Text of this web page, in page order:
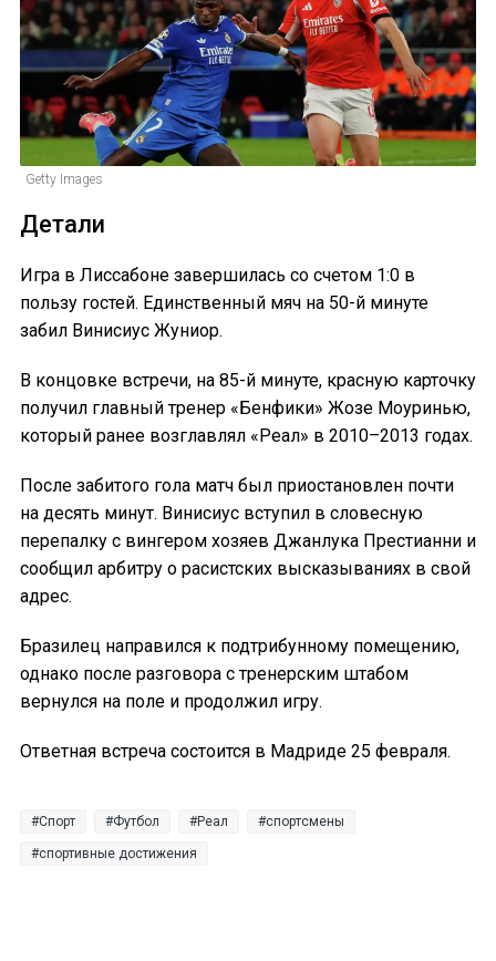
Getty Images
Детали
Игра в Лиссабоне завершилась со счетом 1:0 в
пользу гостей. Единственный мяч на 50-й минуте
забил Винисиус Жуниор.
В концовке встречи, на 85-й минуте, красную карточку
получил главный тренер «Бенфики» Жозе Моуринью,
который ранее возглавлял «Реал» в 2010–2013 годах.
После забитого гола матч был приостановлен почти
на десять минут. Винисиус вступил в словесную
перепалку с вингером хозяев Джанлука Престианни и
сообщил арбитру о расистских высказываниях в свой
адрес.
Бразилец направился к подтрибунному помещению,
однако после разговора с тренерским штабом
вернулся на поле и продолжил игру.
Ответная встреча состоится в Мадриде 25 февраля.
Спорт Футбол Реал спортсмены
спортивные достижения